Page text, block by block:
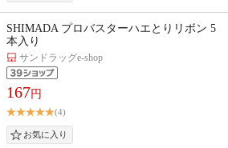
SHIMADA プロバスターハエとりリボン 5
本入り
サンドラッグe-shop
167円
(4)